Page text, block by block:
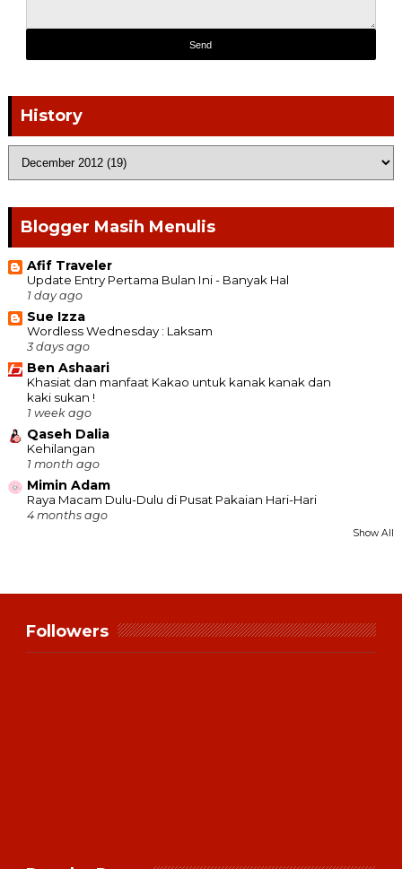
History
Blogger Masih Menulis
Afif Traveler
Update Entry Pertama Bulan Ini - Banyak Hal
1 day ago
Sue Izza
Wordless Wednesday : Laksam
3 days ago
Ben Ashaari
Khasiat dan manfaat Kakao untuk kanak kanak dan
kaki sukan !
1 week ago
Qaseh Dalia
Kehilangan
1 month ago
Mimin Adam
Raya Macam Dulu-Dulu di Pusat Pakaian Hari-Hari
4 months ago
Show All
Followers